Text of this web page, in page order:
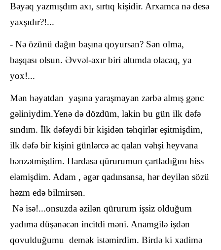
Bəyaq yazmışdım axı, sırtıq kişidir. Arxamca nə desə
yaxşıdır?!...
- Nə özünü dağın başına qoyursan? Sən olma,
başqası olsun. Əvvəl-axır biri altımda olacaq, ya
yox!...
Mən həyatdan yaşına yaraşmayan zərbə almış gənc
gəliniydim.Yenə də dözdüm, lakin bu gün ilk dəfə
sındım. İlk dəfəydi bir kişidən təhqirlər eşitmişdim,
ilk dəfə bir kişini günlərcə ac qalan vəhşi heyvana
bənzətmişdim. Hardasa qürurumun çartladığını hiss
eləmişdim. Adam , əgər qadınsansa, hər deyilən sözü
həzm edə bilmirsən.
Nə isə!...onsuzda əzilən qürurum işsiz olduğum
yadıma düşənəcən incitdi məni. Anamgilə işdən
qovulduğumu demək istəmirdim. Birdə ki xadimə